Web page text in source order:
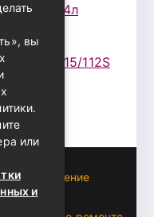
10W30 4л
HT 115/112S
соглашение
вы
или
и